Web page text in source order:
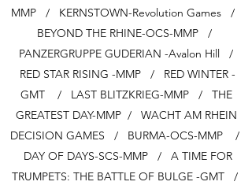
MMP / KERNSTOWN-Revolution Games /
BEYOND THE RHINE-OCS-MMP /
PANZERGRUPPE GUDERIAN -Avalon Hill /
RED STAR RISING -MMP / RED WINTER -
GMT / LAST BLITZKRIEG-MMP / THE
GREATEST DAY-MMP / WACHT AM RHEIN
DECISION GAMES / BURMA-OCS-MMP /
DAY OF DAYS-SCS-MMP / A TIME FOR
TRUMPETS: THE BATTLE OF BULGE -GMT /